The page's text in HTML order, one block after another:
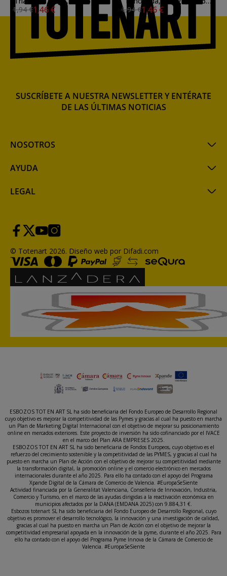
1,94 €1,46 €
cm. (101)
1,94 €1,46 €
NOSOTROS
AYUDA
LEGAL
SUSCRÍBETE A NUESTRA NEWSLETTER Y ENTÉRATE
DE LAS ÚLTIMAS NOTICIAS
© Totenart 2026. Diseño web por Difadi.com
ESBOZOS TOT EN ART SL ha sido beneficiaria del Fondo Europeo de Desarrollo Regional
cuyo objetivo es mejorar la competitividad de las Pymes y gracias al cual ha puesto en marcha
un Plan de Marketing Digital Internacional con el objetivo de mejorar su posicionamiento
online en mercados exteriores. Este proyecto de inversión ha sido cofinanciado por el IVACE
en el marco del Plan ARA EMPRESES 2025.
ESBOZOS TOT EN ART SL ha sido beneficiaria de Fondos Europeos, cuyo objetivo es el
refuerzo del crecimiento sostenible y la competitividad de las PYMES, y gracias al cual ha
puesto en marcha un Plan de Acción con el objetivo de mejorar su competitividad mediante
la transformación digital, la promoción online y el comercio electrónico en mercados
internacionales durante el año 2025. Para ello ha contado con el apoyo del Programa
Xpande Digital de la Cámara de Comercio de Valencia. #EuropaSeSiente
Actividad financiada por la Generalitat Valenciana, Conselleria de Innovación, Industria,
Comercio y Turismo, en el marco de las ayudas dirigidas a la reactivación económica en
municipios afectados por la DANA (EMDANA 2025) con 9.884,31 €.
Esbozos totenart SL ha sido beneficiaria del Fondo Europeo de Desarrollo Regional, cuyo
objetivo es promover el desarrollo tecnológico, la innovación y una investigación de calidad,
gracias al cual ha puesto en marcha un Plan de Acción con el objetivo de mejorar la
competitividad empresarial apoyada en la innovación de la pyme, durante el año 2025. Para
ello ha contado con el apoyo del Programa Pyme Innova de la Cámara de Comercio de
Valencia. #EuropaSeSiente